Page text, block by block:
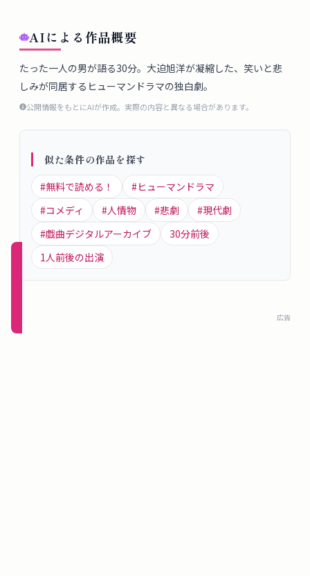
ロ
グ
概
要
ロ
グ
新規
登録
AIによる作品概要
たった一人の男が語る30分。大迫旭洋が凝縮した、笑いと悲
しみが同居するヒューマンドラマの独白劇。
公開情報をもとにAIが作成。実際の内容と異なる場合があります。
似た条件の作品を探す
#無料で読める！ #ヒューマンドラマ
#コメディ #人情物 #悲劇 #現代劇
#戯曲デジタルアーカイブ 30分前後
1 人前後の出演
広告